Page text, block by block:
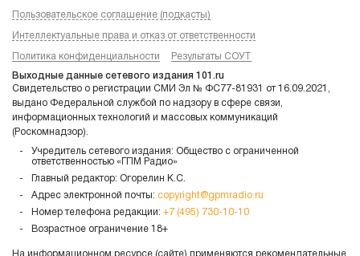
Пользовательское соглашение (подкасты)
Интеллектуальные права и отказ от ответственности
Политика конфиденциальности Результаты СОУТ
Выходные данные сетевого издания 101.ru
Свидетельство о регистрации СМИ Эл № ФС77-81931 от 16.09.2021,
выдано Федеральной службой по надзору в сфере связи,
информационных технологий и массовых коммуникаций
(Роскомнадзор).
Учредитель сетевого издания: Общество с ограниченной
ответственностью «ГПМ Радио»
Главный редактор: Огорелин К.С.
Адрес электронной почты: copyright@gpmradio.ru
Номер телефона редакции: +7 (495) 730-10-10
Возрастное ограничение 18+
На информационном ресурсе (сайте) применяются рекомендательные